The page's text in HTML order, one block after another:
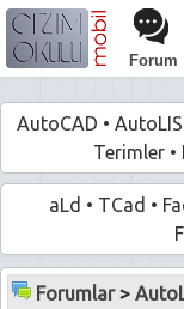
Forum
AutoCAD •
Terimler •
aLd • TCad •
Forumlar>